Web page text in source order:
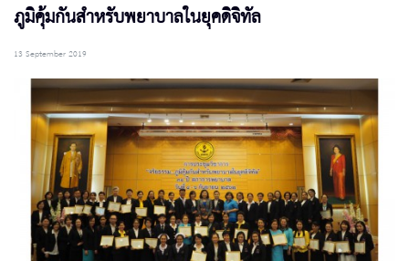
ภูมิคุ้มกันสำหรับพยาบาลในยุคดิจิทัล
13 September 2019